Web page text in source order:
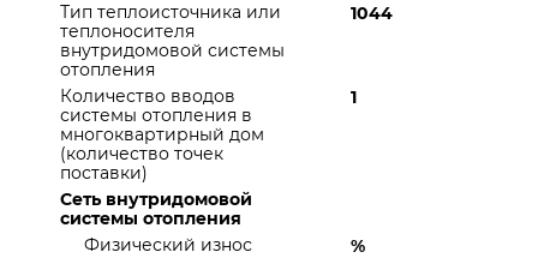
Тип теплоисточника или
теплоносителя
внутридомовой системы
отопления
1044
Количество вводов
системы отопления в
многоквартирный дом
(количество точек
поставки)
1
Сеть внутридомовой
системы отопления
Физический износ
%